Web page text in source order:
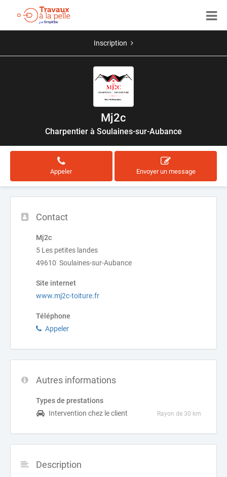
Inscription
Mj2c
Charpentier à Soulaines-sur-Aubance
Appeler Envoyer un message
Contact
Mj2c
5 Les petites landes
49610 Soulaines-sur-Aubance
Site internet
www.mj2c-toiture.fr
Téléphone
Appeler
Autres informations
Types de prestations
Intervention chez le client
Rayon de 30 km
Description